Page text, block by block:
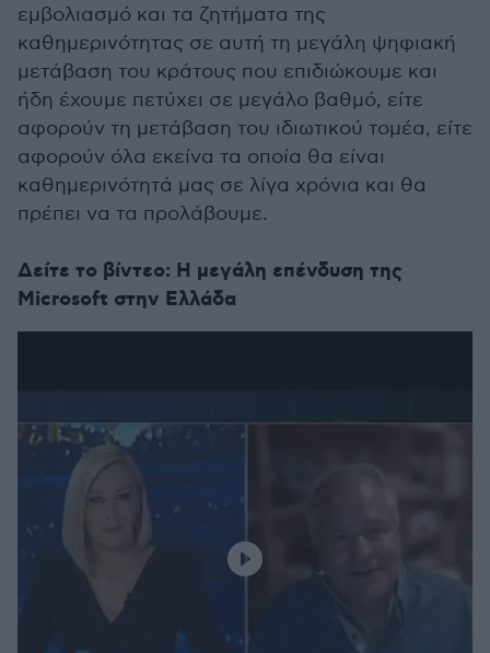
εμβολιασμό και τα ζητήματα της
καθημερινότητας σε αυτή τη μεγάλη ψηφιακή
μετάβαση του κράτους που επιδιώκουμε και
ήδη έχουμε πετύχει σε μεγάλο βαθμό, είτε
αφορούν τη μετάβαση του ιδιωτικού τομέα, είτε
αφορούν όλα εκείνα τα οποία θα είναι
καθημερινότητά μας σε λίγα χρόνια και θα
πρέπει να τα προλάβουμε.
Δείτε το βίντεο: Η μεγάλη επένδυση της
Microsoft στην Ελλάδα